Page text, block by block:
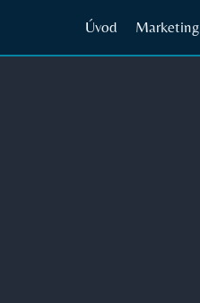
Úvod Marketing